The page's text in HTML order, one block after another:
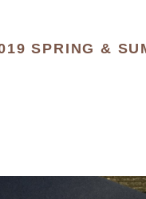
SPRING &